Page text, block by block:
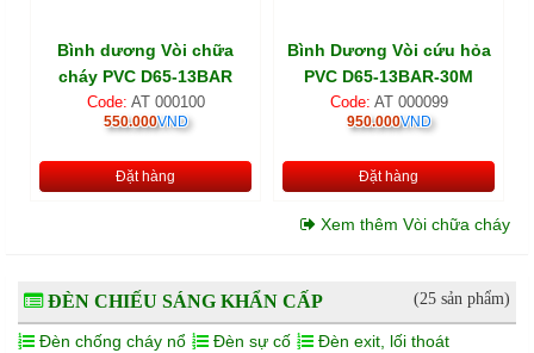
Bình dương Vòi chữa
cháy PVC D65-13BAR
Code: AT 000100
550.000VND
Đặt hàng
Bình Dương Vòi cứu hỏa
PVC D65-13BAR-30M
Code: AT 000099
950.000VND
Đặt hàng
Xem thêm Vòi chữa cháy
ĐÈN CHIẾU SÁNG KHẨN CẤP (25 sản phẩm)
Đèn chống cháy nổ Đèn sự cố Đèn exit, lối thoát